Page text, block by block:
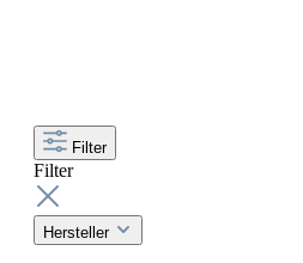
Filter
Filter
Hersteller